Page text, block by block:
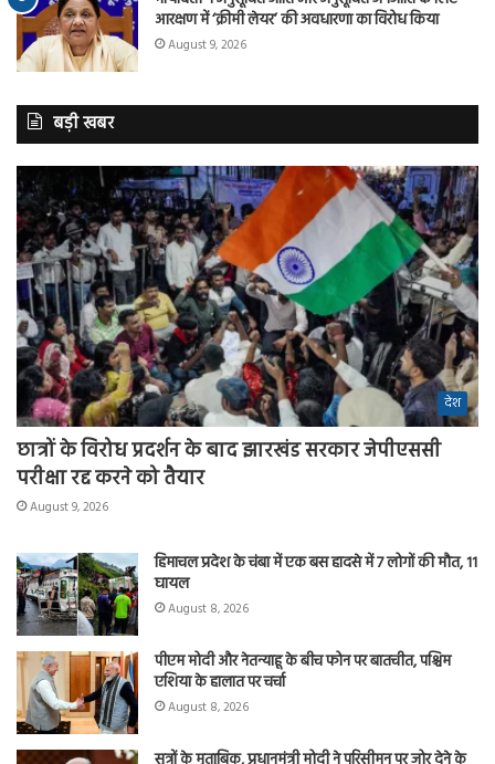
आरक्षण में ‘क्रीमी लेयर’ की अवधारणा का विरोध किया
August 9, 2026
बड़ी खबर
देश
छात्रों के विरोध प्रदर्शन के बाद झारखंड सरकार जेपीएससी
परीक्षा रद्द करने को तैयार
August 9, 2026
हिमाचल प्रदेश के चंबा में एक बस हादसे में 7 लोगों की मौत, 11
घायल
August 8, 2026
पीएम मोदी और नेतन्याहू के बीच फोन पर बातचीत, पश्चिम
एशिया के हालात पर चर्चा
August 8, 2026